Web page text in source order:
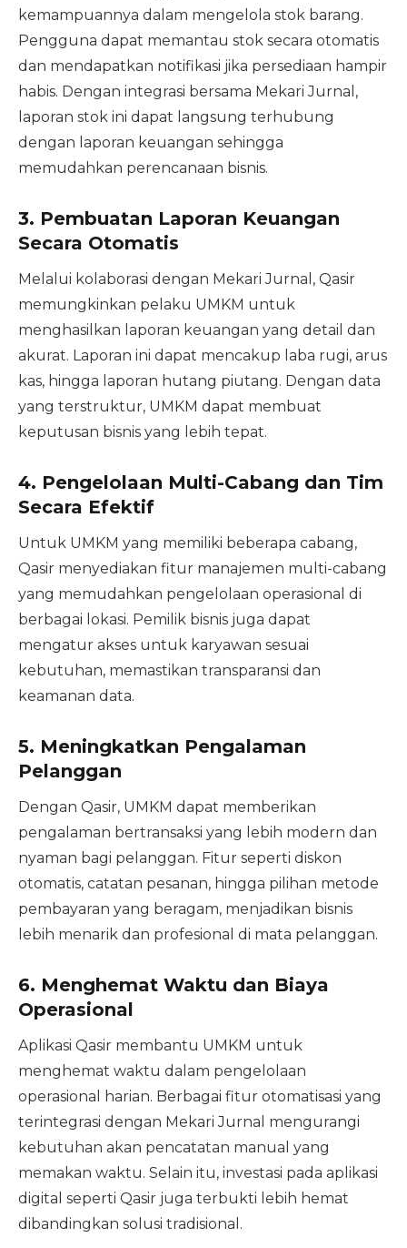
kemampuannya dalam mengelola stok barang.
Pengguna dapat memantau stok secara otomatis
dan mendapatkan notifikasi jika persediaan hampir
habis. Dengan integrasi bersama Mekari Jurnal,
laporan stok ini dapat langsung terhubung
dengan laporan keuangan sehingga
memudahkan perencanaan bisnis.
3. Pembuatan Laporan Keuangan
Secara Otomatis
Melalui kolaborasi dengan Mekari Jurnal, Qasir
memungkinkan pelaku UMKM untuk
menghasilkan laporan keuangan yang detail dan
akurat. Laporan ini dapat mencakup laba rugi, arus
kas, hingga laporan hutang piutang. Dengan data
yang terstruktur, UMKM dapat membuat
keputusan bisnis yang lebih tepat.
4. Pengelolaan Multi-Cabang dan Tim
Secara Efektif
Untuk UMKM yang memiliki beberapa cabang,
Qasir menyediakan fitur manajemen multi-cabang
yang memudahkan pengelolaan operasional di
berbagai lokasi. Pemilik bisnis juga dapat
mengatur akses untuk karyawan sesuai
kebutuhan, memastikan transparansi dan
keamanan data.
5. Meningkatkan Pengalaman
Pelanggan
Dengan Qasir, UMKM dapat memberikan
pengalaman bertransaksi yang lebih modern dan
nyaman bagi pelanggan. Fitur seperti diskon
otomatis, catatan pesanan, hingga pilihan metode
pembayaran yang beragam, menjadikan bisnis
lebih menarik dan profesional di mata pelanggan.
6. Menghemat Waktu dan Biaya
Operasional
Aplikasi Qasir membantu UMKM untuk
menghemat waktu dalam pengelolaan
operasional harian. Berbagai fitur otomatisasi yang
terintegrasi dengan Mekari Jurnal mengurangi
kebutuhan akan pencatatan manual yang
memakan waktu. Selain itu, investasi pada aplikasi
digital seperti Qasir juga terbukti lebih hemat
dibandingkan solusi tradisional.